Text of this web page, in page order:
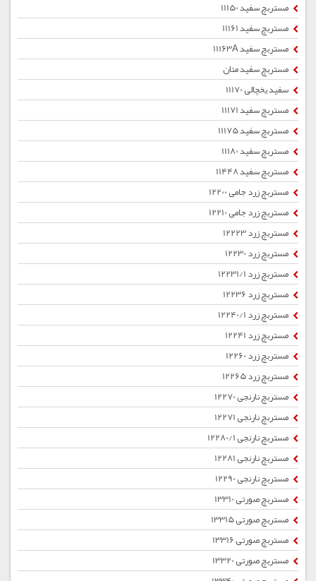
مستربچ سفید 11150
مستربچ سفید 11161
مستربچ سفید 11163A
مستربچ سفید متان
سفید یخچالی 11170
مستربچ سفید 11171
مستربچ سفید 11175
مستربچ سفید 11180
مستربچ سفید 11448
مستربچ زرد جامی 12200
مستربچ زرد جامی 12210
مستربچ زرد 12223
مستربچ زرد 12230
مستربچ زرد 12231/1
مستربچ زرد 12236
مستربچ زرد 12240/1
مستربچ زرد 12241
مستربچ زرد 12260
مستربچ زرد 12265
مستربچ نارنجی 12270
مستربچ نارنجی 12271
مستربچ نارنجی 12280/1
مستربچ نارنجی 12281
مستربچ نارنجی 12290
مستربچ صورتی 13310
مستربچ صورتی 13315
مستربچ صورتی 13316
مستربچ صورتی 13320